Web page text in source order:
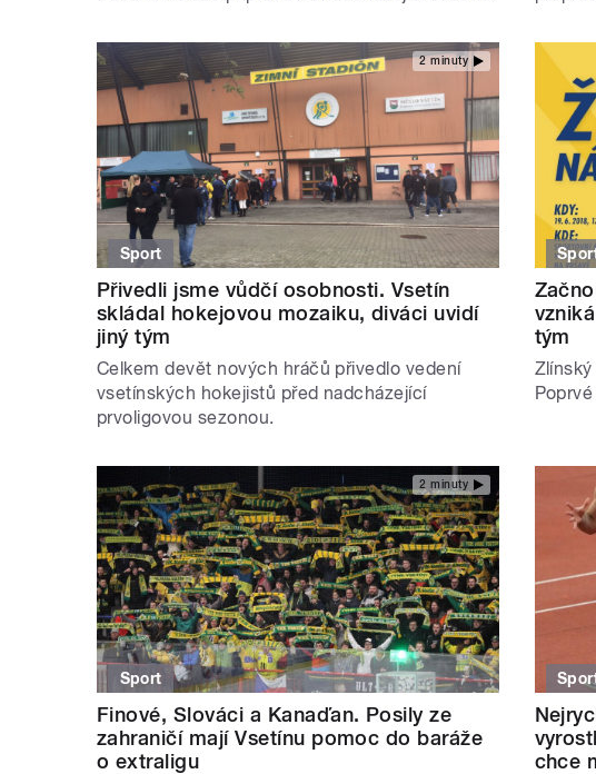
2 minuty
Sport
Přivedli jsme vůdčí osobnosti. Vsetín
skládal hokejovou mozaiku, diváci uvidí
jiný tým
Celkem devět nových hráčů přivedlo vedení
vsetínských hokejistů před nadcházející
prvoligovou sezonou.
tým
2 minuty
Sport
Finové, Slováci a Kanaďan. Posily ze
zahraničí mají Vsetínu pomoc do baráže
o extraligu
chce